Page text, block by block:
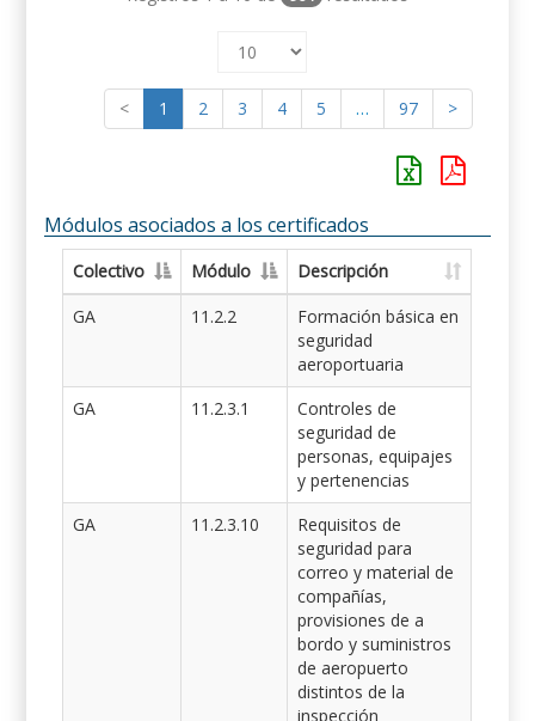
< 1 2 3 4 5 … 97 >
Módulos asociados a los certificados
Colectivo Módulo
Descripción
GA
11.2.2
Formación básica en
seguridad
aeroportuaria
GA
11.2.3.1
Controles de
seguridad de
personas, equipajes
y pertenencias
GA
11.2.3.10
Requisitos de
seguridad para
correo y material de
compañías,
provisiones de a
bordo y suministros
de aeropuerto
distintos de la
inspección